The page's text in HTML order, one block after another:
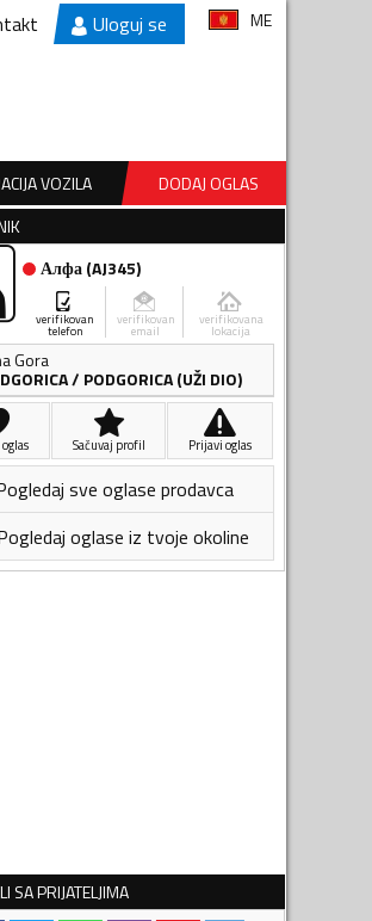
Uloguj se ME
VOZILA
DODAJ OGLAS
Алфа(AJ345)
verifikovan
telefon
verifikovan
email
verifikovana
lokacija
Gora
/ PODGORICA (UŽI DIO)
Sačuvaj profil Prijavi oglas
sve oglase prodavca
oglase iz tvoje okoline
SA PRIJATELJIMA